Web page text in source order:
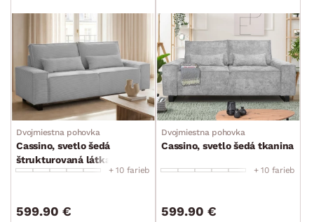
Dvojmiestna pohovka
Cassino, svetlo šedá
štrukturovaná látka
+ 10 farieb
599.90 €
Dvojmiestna pohovka
Cassino, svetlo šedá tkanina
+ 10 farieb
599.90 €